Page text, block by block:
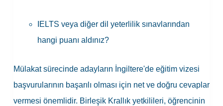
IELTS veya diğer dil yeterlilik sınavlarından
hangi puanı aldınız?
Mülakat sürecinde adayların İngiltere'de eğitim vizesi
başvurularının başarılı olması için net ve doğru cevaplar
vermesi önemlidir. Birleşik Krallık yetkilileri, öğrencinin